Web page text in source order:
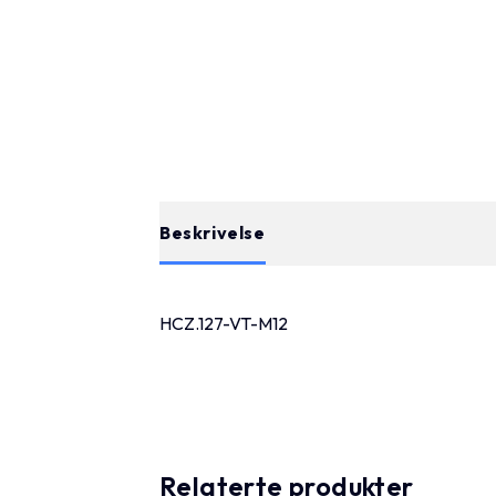
Beskrivelse
HCZ.127-VT-M12
Relaterte produkter